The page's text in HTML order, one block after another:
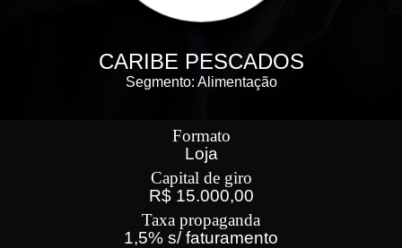
CARIBE PESCADOS
Segmento: Alimentação
Formato
Loja
Capital de giro
R$ 15.000,00
Taxa propaganda
1,5% s/ faturamento